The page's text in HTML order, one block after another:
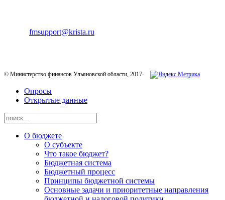
fmsupport@krista.ru
© Министерство финансов Ульяновской области, 2017-
Опросы
Открытые данные
О бюджете
О субъекте
Что такое бюджет?
Бюджетная система
Бюджетный процесс
Принципы бюджетной системы
Основные задачи и приоритетные направления